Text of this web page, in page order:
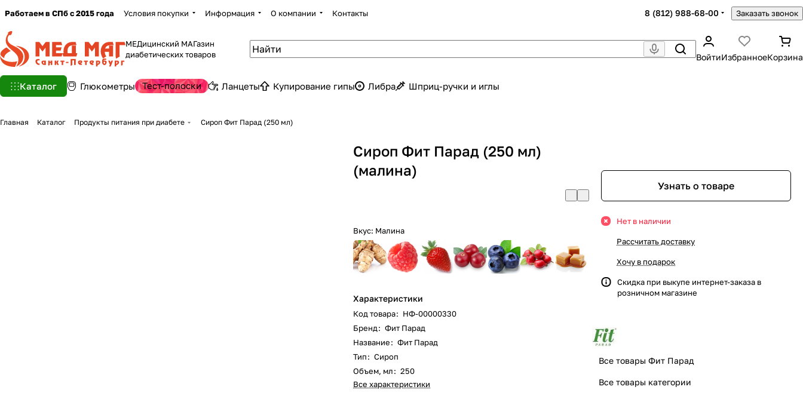
Работаем в СПб с 2015 года Условия покупки Информация О компании Контакты 8 (812) 988-68-00 Заказать звонок
МЕДицинский МАГазин
диабетических товаров
ВойтиИзбранноеКорзина
Каталог Глюкометры Тест-полоски Ланцеты Купирование гипы Либра Шприц-ручки и иглы
Главная Каталог Продукты питания при диабете Сироп Фит Парад (250 мл)
Сироп Фит Парад (250 мл)
(малина)
Вкус: Малина
Характеристики
Код товара: НФ-00000330
Бренд: Фит Парад
Название: Фит Парад
Тип: Сироп
Объем, мл: 250
Все характеристики
Узнать о товаре
Нет в наличии
Рассчитать доставку
Хочу в подарок
Скидка при выкупе интернет-заказа в
розничном магазине
Все товары Фит Парад
Все товары категории